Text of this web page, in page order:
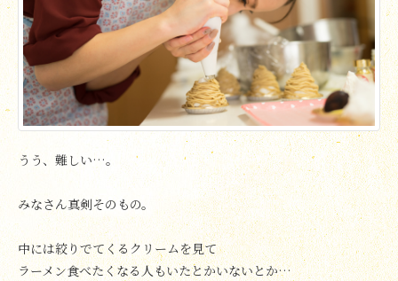
うう、難しい…。
みなさん真剣そのもの。
中には絞りでてくるクリームを見て
ラーメン食べたくなる人もいたとかいないとか…